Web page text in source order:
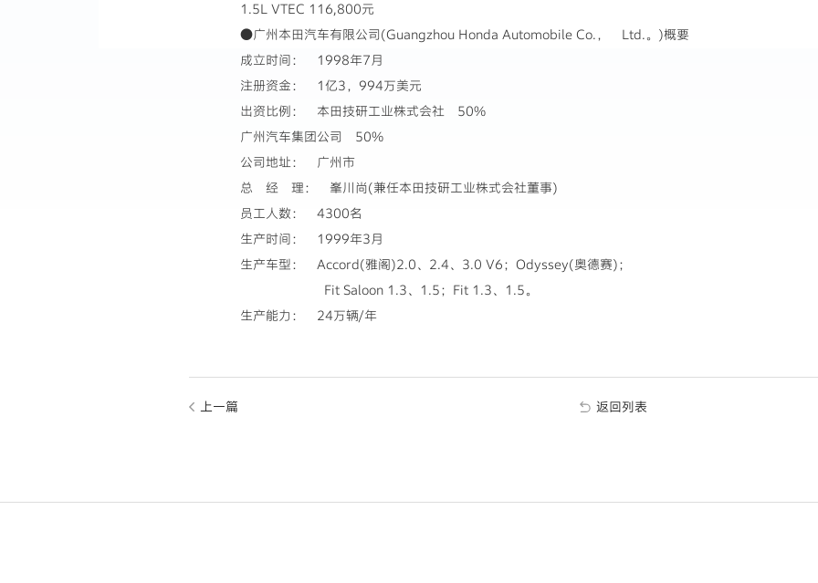
1.5L VTEC 116,800元
●广州本田汽车有限公司(Guangzhou Honda Automobile Co.， Ltd.。)概要
成立时间： 1998年7月
注册资金： 1亿3，994万美元
出资比例： 本田技研工业株式会社 50%
广州汽车集团公司 50%
公司地址： 广州市
总 经 理： 峯川尚(兼任本田技研工业株式会社董事)
员工人数： 4300名
生产时间： 1999年3月
生产车型： Accord(雅阁)2.0、2.4、3.0 V6；Odyssey(奥德赛)；
Fit Saloon 1.3、1.5；Fit 1.3、1.5。
生产能力： 24万辆/年
上一篇 返回列表